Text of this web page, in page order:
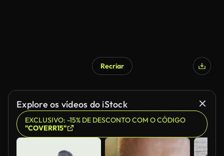
Recriar
Explore os vídeos do iStock
EXCLUSIVO: -15% DE DESCONTO COM O CÓDIGO
"COVERR15"